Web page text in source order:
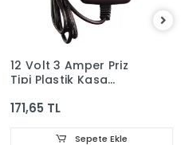
12 Volt 3 Amper Priz
Tipi Plastik Kasa
171,65 TL
Sepete Ekle